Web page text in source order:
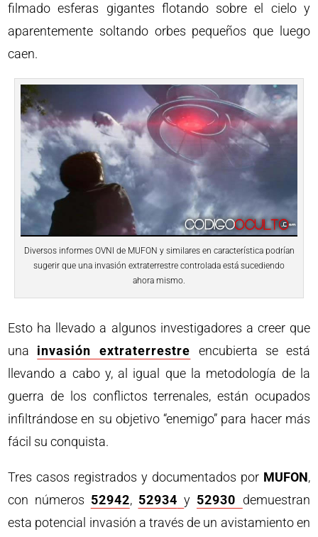
filmado esferas gigantes flotando sobre el cielo y
aparentemente soltando orbes pequeños que luego
caen.
Diversos informes OVNI de MUFON y similares en característica podrían
sugerir que una invasión extraterrestre controlada está sucediendo
ahora mismo.
Esto ha llevado a algunos investigadores a creer que
una invasión extraterrestre encubierta se está
llevando a cabo y, al igual que la metodología de la
guerra de los conflictos terrenales, están ocupados
infiltrándose en su objetivo “enemigo” para hacer más
fácil su conquista.
Tres casos registrados y documentados por MUFON,
con números 52942, 52934 y 52930 demuestran
esta potencial invasión a través de un avistamiento en